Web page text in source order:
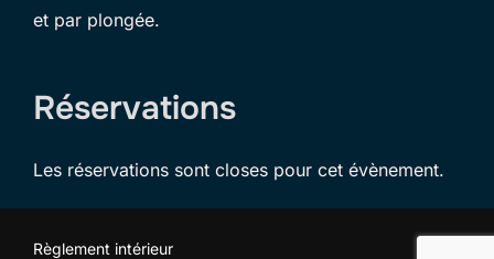
et par plongée.
Réservations
Les réservations sont closes pour cet évènement.
Règlement intérieur